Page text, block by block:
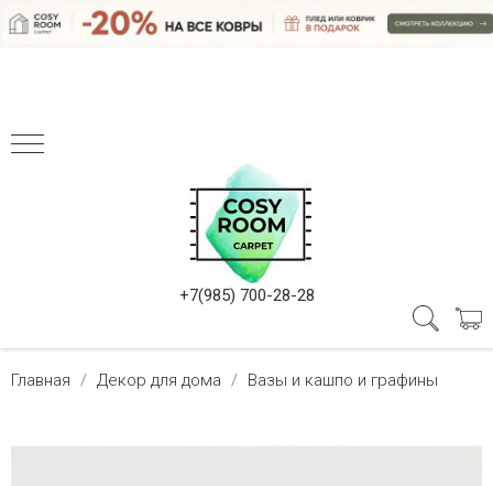
+7(985) 700-28-28
Главная Декор для дома Вазы и кашпо и графины